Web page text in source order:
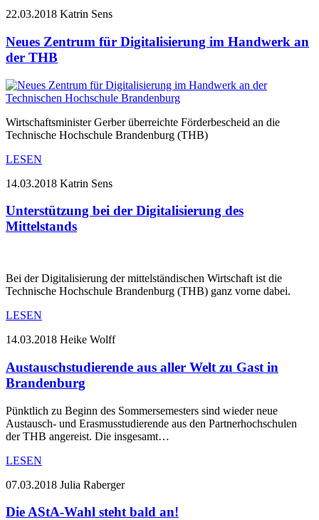
22.03.2018 Katrin Sens
Neues Zentrum für Digitalisierung im Handwerk an
der THB
Wirtschaftsminister Gerber überreichte Förderbescheid an die
Technische Hochschule Brandenburg (THB)
LESEN
14.03.2018 Katrin Sens
Unterstützung bei der Digitalisierung des
Mittelstands
Bei der Digitalisierung der mittelständischen Wirtschaft ist die
Technische Hochschule Brandenburg (THB) ganz vorne dabei.
LESEN
14.03.2018 Heike Wolff
Austauschstudierende aus aller Welt zu Gast in
Brandenburg
Pünktlich zu Beginn des Sommersemesters sind wieder neue
Austausch- und Erasmusstudierende aus den Partnerhochschulen
der THB angereist. Die insgesamt…
LESEN
07.03.2018 Julia Raberger
Die AStA-Wahl steht bald an!